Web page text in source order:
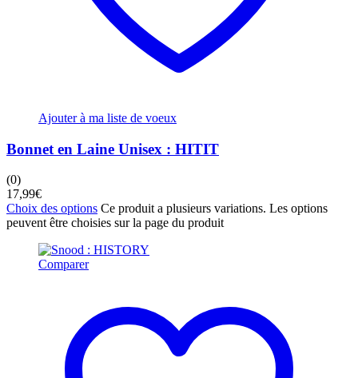
Ajouter à ma liste de voeux
Bonnet en Laine Unisex : HITIT
(0)
17,99€
Choix des options Ce produit a plusieurs variations. Les options
peuvent être choisies sur la page du produit
Comparer